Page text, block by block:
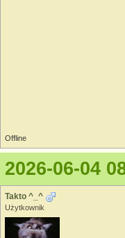
Offline
2026-06-04
Takto ^_^
Użytkownik